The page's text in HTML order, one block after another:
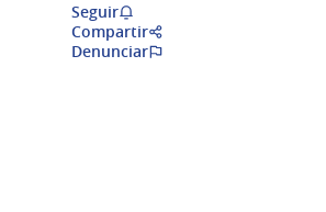
Seguir
Compartir
Denunciar